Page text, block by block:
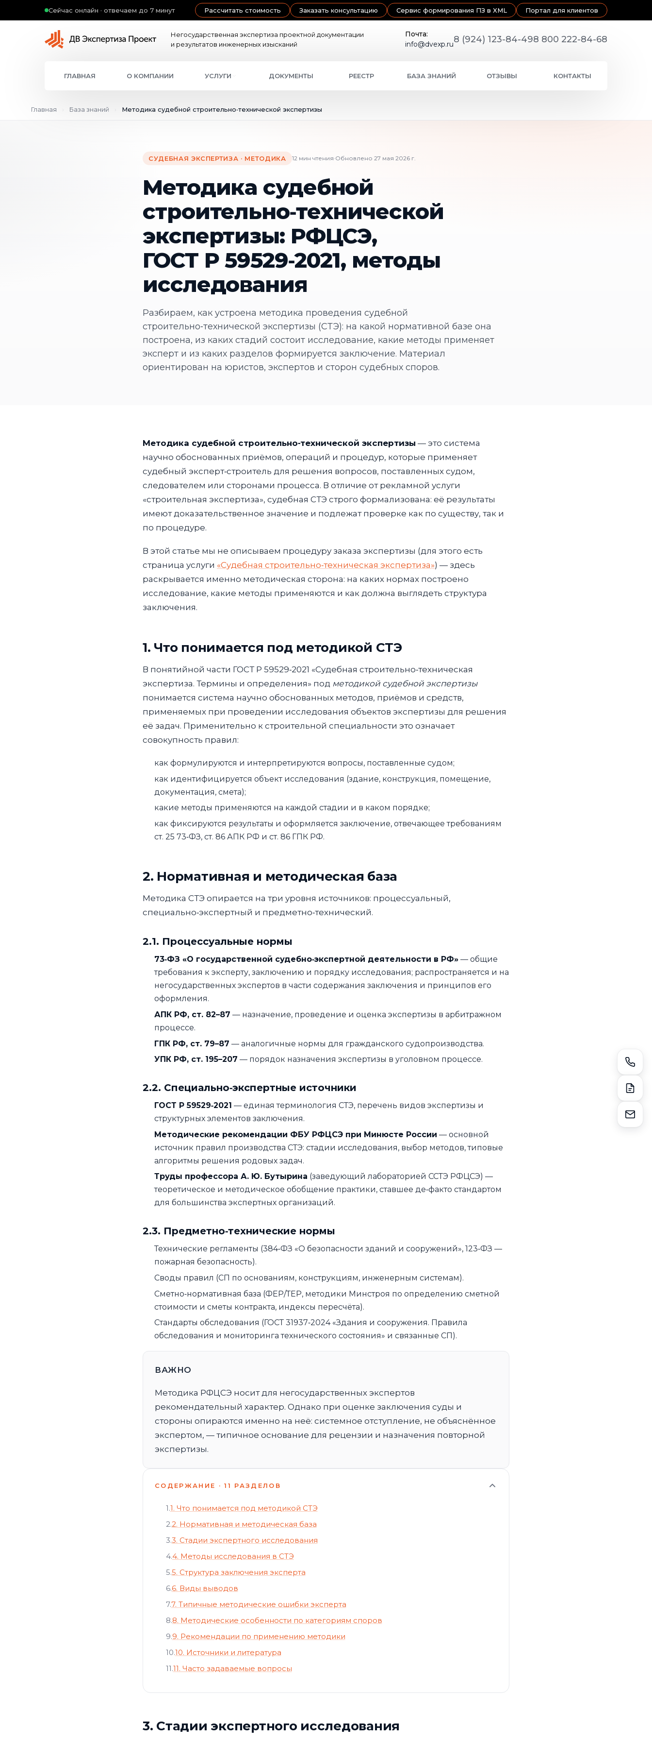
Сейчас онлайн · отвечаем до 7 минут Рассчитать стоимость Заказать консультацию Сервис формирования ПЗ в XML Портал для клиентов
Негосударственная экспертиза проектной документации
и результатов инженерных изысканий
Почта:
info@dvexp.ru8 (924) 123-84-498 800 222-84-68
ГЛАВНАЯ О КОМПАНИИ УСЛУГИ ДОКУМЕНТЫ РЕЕСТР БАЗА ЗНАНИЙ ОТЗЫВЫ КОНТАКТЫ
Главная База знаний Методика судебной строительно‑технической экспертизы
СУДЕБНАЯ ЭКСПЕРТИЗА · МЕТОДИКА 12 мин чтения·Обновлено 27 мая 2026 г.
Методика судебной
строительно‑технической
экспертизы: РФЦСЭ,
ГОСТ Р 59529‑2021, методы
исследования
Разбираем, как устроена методика проведения судебной
строительно‑технической экспертизы (СТЭ): на какой нормативной базе она
построена, из каких стадий состоит исследование, какие методы применяет
эксперт и из каких разделов формируется заключение. Материал
ориентирован на юристов, экспертов и сторон судебных споров.
Методика судебной строительно‑технической экспертизы — это система
научно обоснованных приёмов, операций и процедур, которые применяет
судебный эксперт‑строитель для решения вопросов, поставленных судом,
следователем или сторонами процесса. В отличие от рекламной услуги
«строительная экспертиза», судебная СТЭ строго формализована: её результаты
имеют доказательственное значение и подлежат проверке как по существу, так и
по процедуре.
В этой статье мы не описываем процедуру заказа экспертизы (для этого есть
страница услуги «Судебная строительно‑техническая экспертиза») — здесь
раскрывается именно методическая сторона: на каких нормах построено
исследование, какие методы применяются и как должна выглядеть структура
заключения.
1. Что понимается под методикой СТЭ
В понятийной части ГОСТ Р 59529‑2021 «Судебная строительно‑техническая
экспертиза. Термины и определения» под методикой судебной экспертизы
понимается система научно обоснованных методов, приёмов и средств,
применяемых при проведении исследования объектов экспертизы для решения
её задач. Применительно к строительной специальности это означает
совокупность правил:
как формулируются и интерпретируются вопросы, поставленные судом;
как идентифицируется объект исследования (здание, конструкция, помещение,
документация, смета);
какие методы применяются на каждой стадии и в каком порядке;
как фиксируются результаты и оформляется заключение, отвечающее требованиям
ст. 25 73‑ФЗ, ст. 86 АПК РФ и ст. 86 ГПК РФ.
2. Нормативная и методическая база
Методика СТЭ опирается на три уровня источников: процессуальный,
специально‑экспертный и предметно‑технический.
2.1. Процессуальные нормы
73‑ФЗ «О государственной судебно‑экспертной деятельности в РФ» — общие
требования к эксперту, заключению и порядку исследования; распространяется и на
негосударственных экспертов в части содержания заключения и принципов его
оформления.
АПК РФ, ст. 82–87 — назначение, проведение и оценка экспертизы в арбитражном
процессе.
ГПК РФ, ст. 79–87 — аналогичные нормы для гражданского судопроизводства.
УПК РФ, ст. 195–207 — порядок назначения экспертизы в уголовном процессе.
2.2. Специально‑экспертные источники
ГОСТ Р 59529‑2021 — единая терминология СТЭ, перечень видов экспертизы и
структурных элементов заключения.
Методические рекомендации ФБУ РФЦСЭ при Минюсте России — основной
источник правил производства СТЭ: стадии исследования, выбор методов, типовые
алгоритмы решения родовых задач.
Труды профессора А. Ю. Бутырина (заведующий лабораторией ССТЭ РФЦСЭ) —
теоретическое и методическое обобщение практики, ставшее де‑факто стандартом
для большинства экспертных организаций.
2.3. Предметно‑технические нормы
Технические регламенты (384‑ФЗ «О безопасности зданий и сооружений», 123‑ФЗ —
пожарная безопасность).
Своды правил (СП по основаниям, конструкциям, инженерным системам).
Сметно‑нормативная база (ФЕР/ТЕР, методики Минстроя по определению сметной
стоимости и сметы контракта, индексы пересчёта).
Стандарты обследования (ГОСТ 31937‑2024 «Здания и сооружения. Правила
обследования и мониторинга технического состояния» и связанные СП).
ВАЖНО
Методика РФЦСЭ носит для негосударственных экспертов
рекомендательный характер. Однако при оценке заключения суды и
стороны опираются именно на неё: системное отступление, не объяснённое
экспертом, — типичное основание для рецензии и назначения повторной
экспертизы.
СОДЕРЖАНИЕ · 11 РАЗДЕЛОВ
1.1. Что понимается под методикой СТЭ
2.2. Нормативная и методическая база
3.3. Стадии экспертного исследования
4.4. Методы исследования в СТЭ
5.5. Структура заключения эксперта
6.6. Виды выводов
7.7. Типичные методические ошибки эксперта
8.8. Методические особенности по категориям споров
9.9. Рекомендации по применению методики
10.10. Источники и литература
11.11. Часто задаваемые вопросы
3. Стадии экспертного исследования